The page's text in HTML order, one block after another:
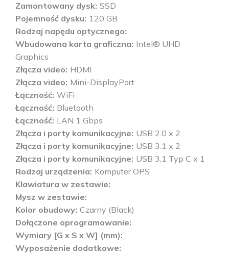
Zamontowany dysk SSD
Pojemność dysku 120 GB
Rodzaj napędu optycznego
Wbudowana karta graficzna Intel® UHD
Graphics
Złącza video HDMI
Złącza video Mini-DisplayPort
Łączność WiFi
Łączność Bluetooth
Łączność LAN 1 Gbps
Złącza i porty komunikacyjne USB 2.0 x 2
Złącza i porty komunikacyjne USB 3.1 x 2
Złącza i porty komunikacyjne USB 3.1 Typ C x 1
Rodzaj urządzenia Komputer OPS
Klawiatura w zestawie
Mysz w zestawie
Kolor obudowy Czarny (Black)
Dołączone oprogramowanie
Wymiary [G x S x W] (mm)
Wyposażenie dodatkowe